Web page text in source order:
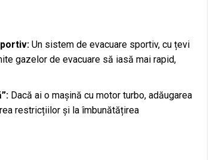
Un sistem de evacuare sportiv, cu țevi
gazelor de evacuare să iasă mai rapid,
Dacă ai o mașină cu motor turbo, adăugarea
restricțiilor și la îmbunătățirea